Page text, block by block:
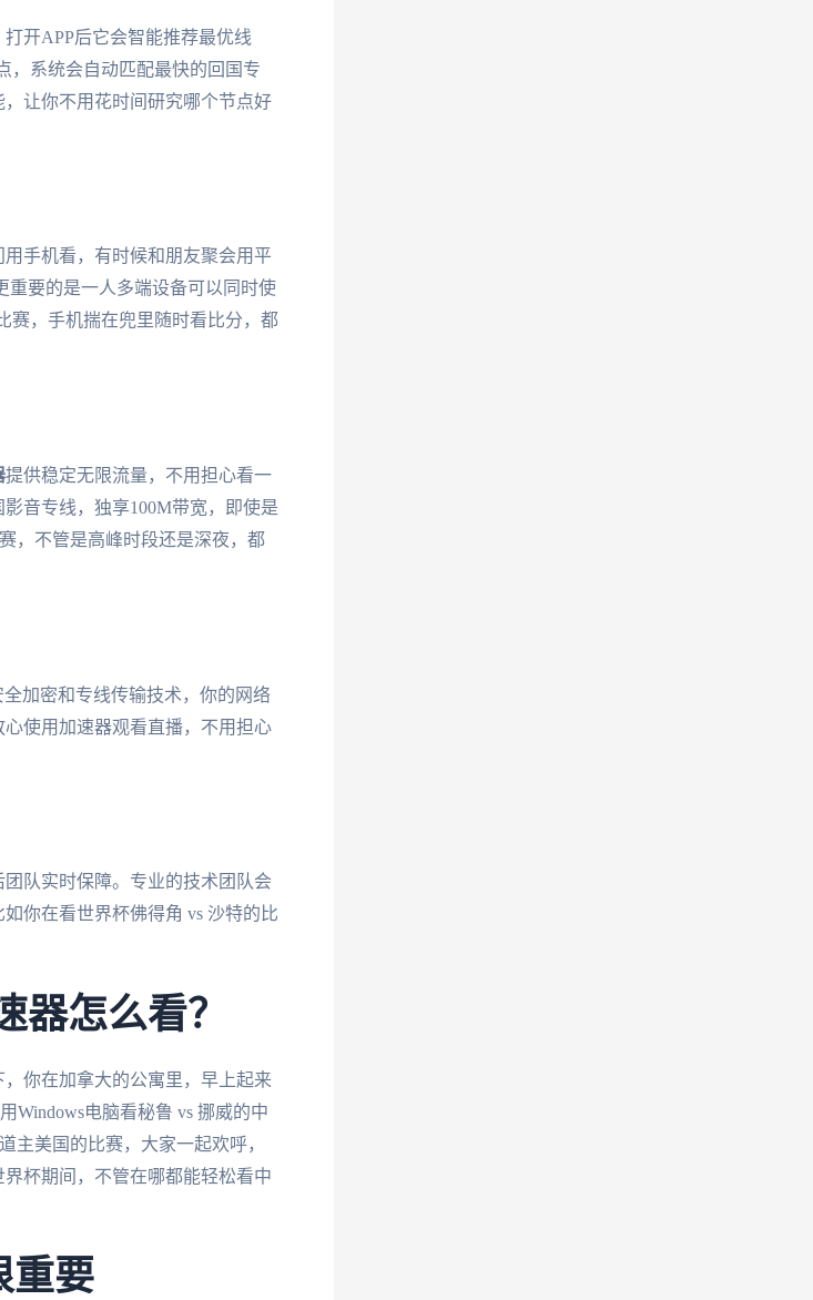
开APP后它会智能推荐最优线
，系统会自动匹配最快的回国专
让你不用花时间研究哪个节点好
手机看，有时候和朋友聚会用平
重要的是一人多端设备可以同时使
赛，手机揣在兜里随时看比分，都
提供稳定无限流量，不用担心看一
音专线，独享100M带宽，即使是
，不管是高峰时段还是深夜，都
加密和专线传输技术，你的网络
使用加速器观看直播，不用担心
团队实时保障。专业的技术团队会
你在看世界杯佛得角 vs 沙特的比
器怎么看？
你在加拿大的公寓里，早上起来
Windows电脑看秘鲁 vs 挪威的中
主美国的比赛，大家一起欢呼，
杯期间，不管在哪都能轻松看中
重要